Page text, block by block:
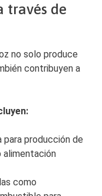
través de
no solo produce
contribuyen a
para producción de
alimentación
como